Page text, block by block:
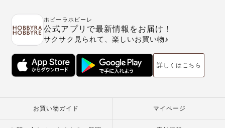
ホビーラホビーレ
公式アプリで最新情報をお届け！
サクサク見られて、楽しいお買い物♪
詳しくはこちら
お買い物ガイド マイページ